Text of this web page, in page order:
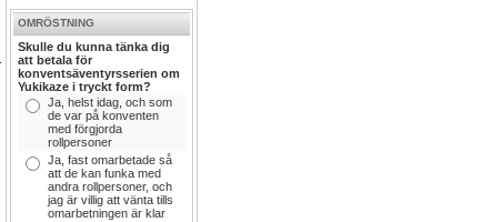
OMRÖSTNING
Skulle du kunna tänka dig
att betala för
konventsäventyrsserien om
Yukikaze i tryckt form?
Ja, helst idag, och som
de var på konventen
med förgjorda
rollpersoner
Ja, fast omarbetade så
att de kan funka med
andra rollpersoner, och
jag är villig att vänta tills
omarbetningen är klar